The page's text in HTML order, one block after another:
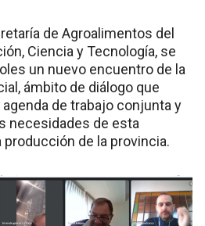
de Agroalimentos del
Ciencia y Tecnología, se
un nuevo encuentro de la
ámbito de diálogo que
de trabajo conjunta y
necesidades de esta
producción de la provincia.